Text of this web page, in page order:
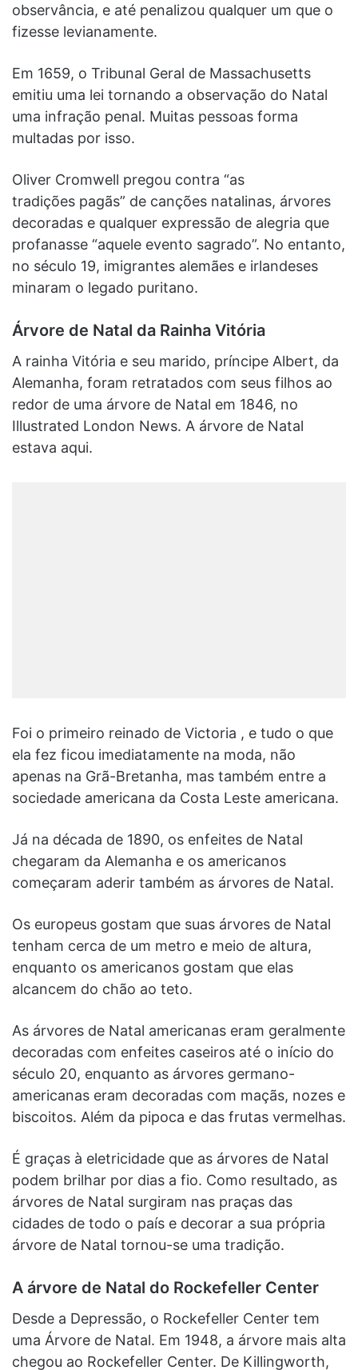
observância, e até penalizou qualquer um que o
fizesse levianamente.
Em 1659, o Tribunal Geral de Massachusetts
emitiu uma lei tornando a observação do Natal
uma infração penal. Muitas pessoas forma
multadas por isso.
Oliver Cromwell pregou contra “as
tradições pagãs” de canções natalinas, árvores
decoradas e qualquer expressão de alegria que
profanasse “aquele evento sagrado”. No entanto,
no século 19, imigrantes alemães e irlandeses
minaram o legado puritano.
Árvore de Natal da Rainha Vitória
A rainha Vitória e seu marido, príncipe Albert, da
Alemanha, foram retratados com seus filhos ao
redor de uma árvore de Natal em 1846, no
Illustrated London News. A árvore de Natal
estava aqui.
Foi o primeiro reinado de Victoria , e tudo o que
ela fez ficou imediatamente na moda, não
apenas na Grã-Bretanha, mas também entre a
sociedade americana da Costa Leste americana.
Já na década de 1890, os enfeites de Natal
chegaram da Alemanha e os americanos
começaram aderir também as árvores de Natal.
Os europeus gostam que suas árvores de Natal
tenham cerca de um metro e meio de altura,
enquanto os americanos gostam que elas
alcancem do chão ao teto.
As árvores de Natal americanas eram geralmente
decoradas com enfeites caseiros até o início do
século 20, enquanto as árvores germano-
americanas eram decoradas com maçãs, nozes e
biscoitos. Além da pipoca e das frutas vermelhas.
É graças à eletricidade que as árvores de Natal
podem brilhar por dias a fio. Como resultado, as
árvores de Natal surgiram nas praças das
cidades de todo o país e decorar a sua própria
árvore de Natal tornou-se uma tradição.
A árvore de Natal do Rockefeller Center
Desde a Depressão, o Rockefeller Center tem
uma Árvore de Natal. Em 1948, a árvore mais alta
chegou ao Rockefeller Center. De Killingworth,